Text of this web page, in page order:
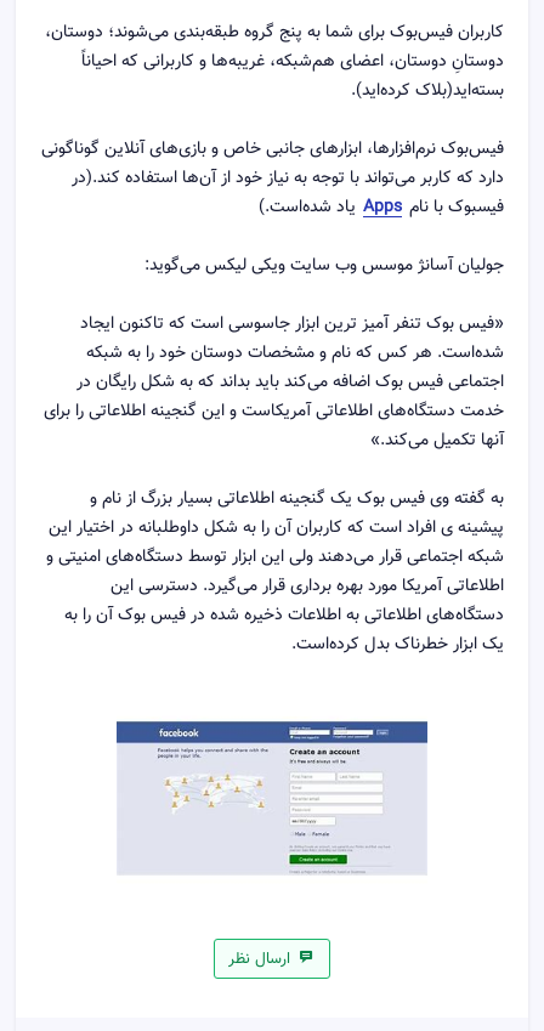
کاربران فیس‌بوک برای شما به پنج گروه طبقه‌بندی می‌شوند؛ دوستان،
دوستانِ دوستان، اعضای هم‌شبکه، غریبه‌ها و کاربرانی که احیاناً
بسته‌اید(بلاک کرده‌اید).
فیس‌بوک نرم‌افزارها، ابزارهای جانبی خاص و بازی‌های آنلاین گوناگونی
دارد که کاربر می‌تواند با توجه به نیاز خود از آن‌ها استفاده کند.(در
فیسبوک با نام Apps یاد شده‌است.)
جولیان آسانژ موسس وب سایت ویکی لیکس می‌گوید:
«فیس بوک تنفر آمیز ترین ابزار جاسوسی است که تاکنون ایجاد
شده‌است. هر کس که نام و مشخصات دوستان خود را به شبکه
اجتماعی فیس بوک اضافه می‌کند باید بداند که به شکل رایگان در
خدمت دستگاه‌های اطلاعاتی آمریکاست و این گنجینه اطلاعاتی را برای
آنها تکمیل می‌کند.»
به گفته وی فیس بوک یک گنجینه اطلاعاتی بسیار بزرگ از نام و
پیشینه ی افراد است که کاربران آن را به شکل داوطلبانه در اختیار این
شبکه اجتماعی قرار می‌دهند ولی این ابزار توسط دستگاه‌های امنیتی و
اطلاعاتی آمریکا مورد بهره برداری قرار می‌گیرد. دسترسی این
دستگاه‌های اطلاعاتی به اطلاعات ذخیره شده در فیس بوک آن را به
یک ابزار خطرناک بدل کرده‌است.
ارسال نظر